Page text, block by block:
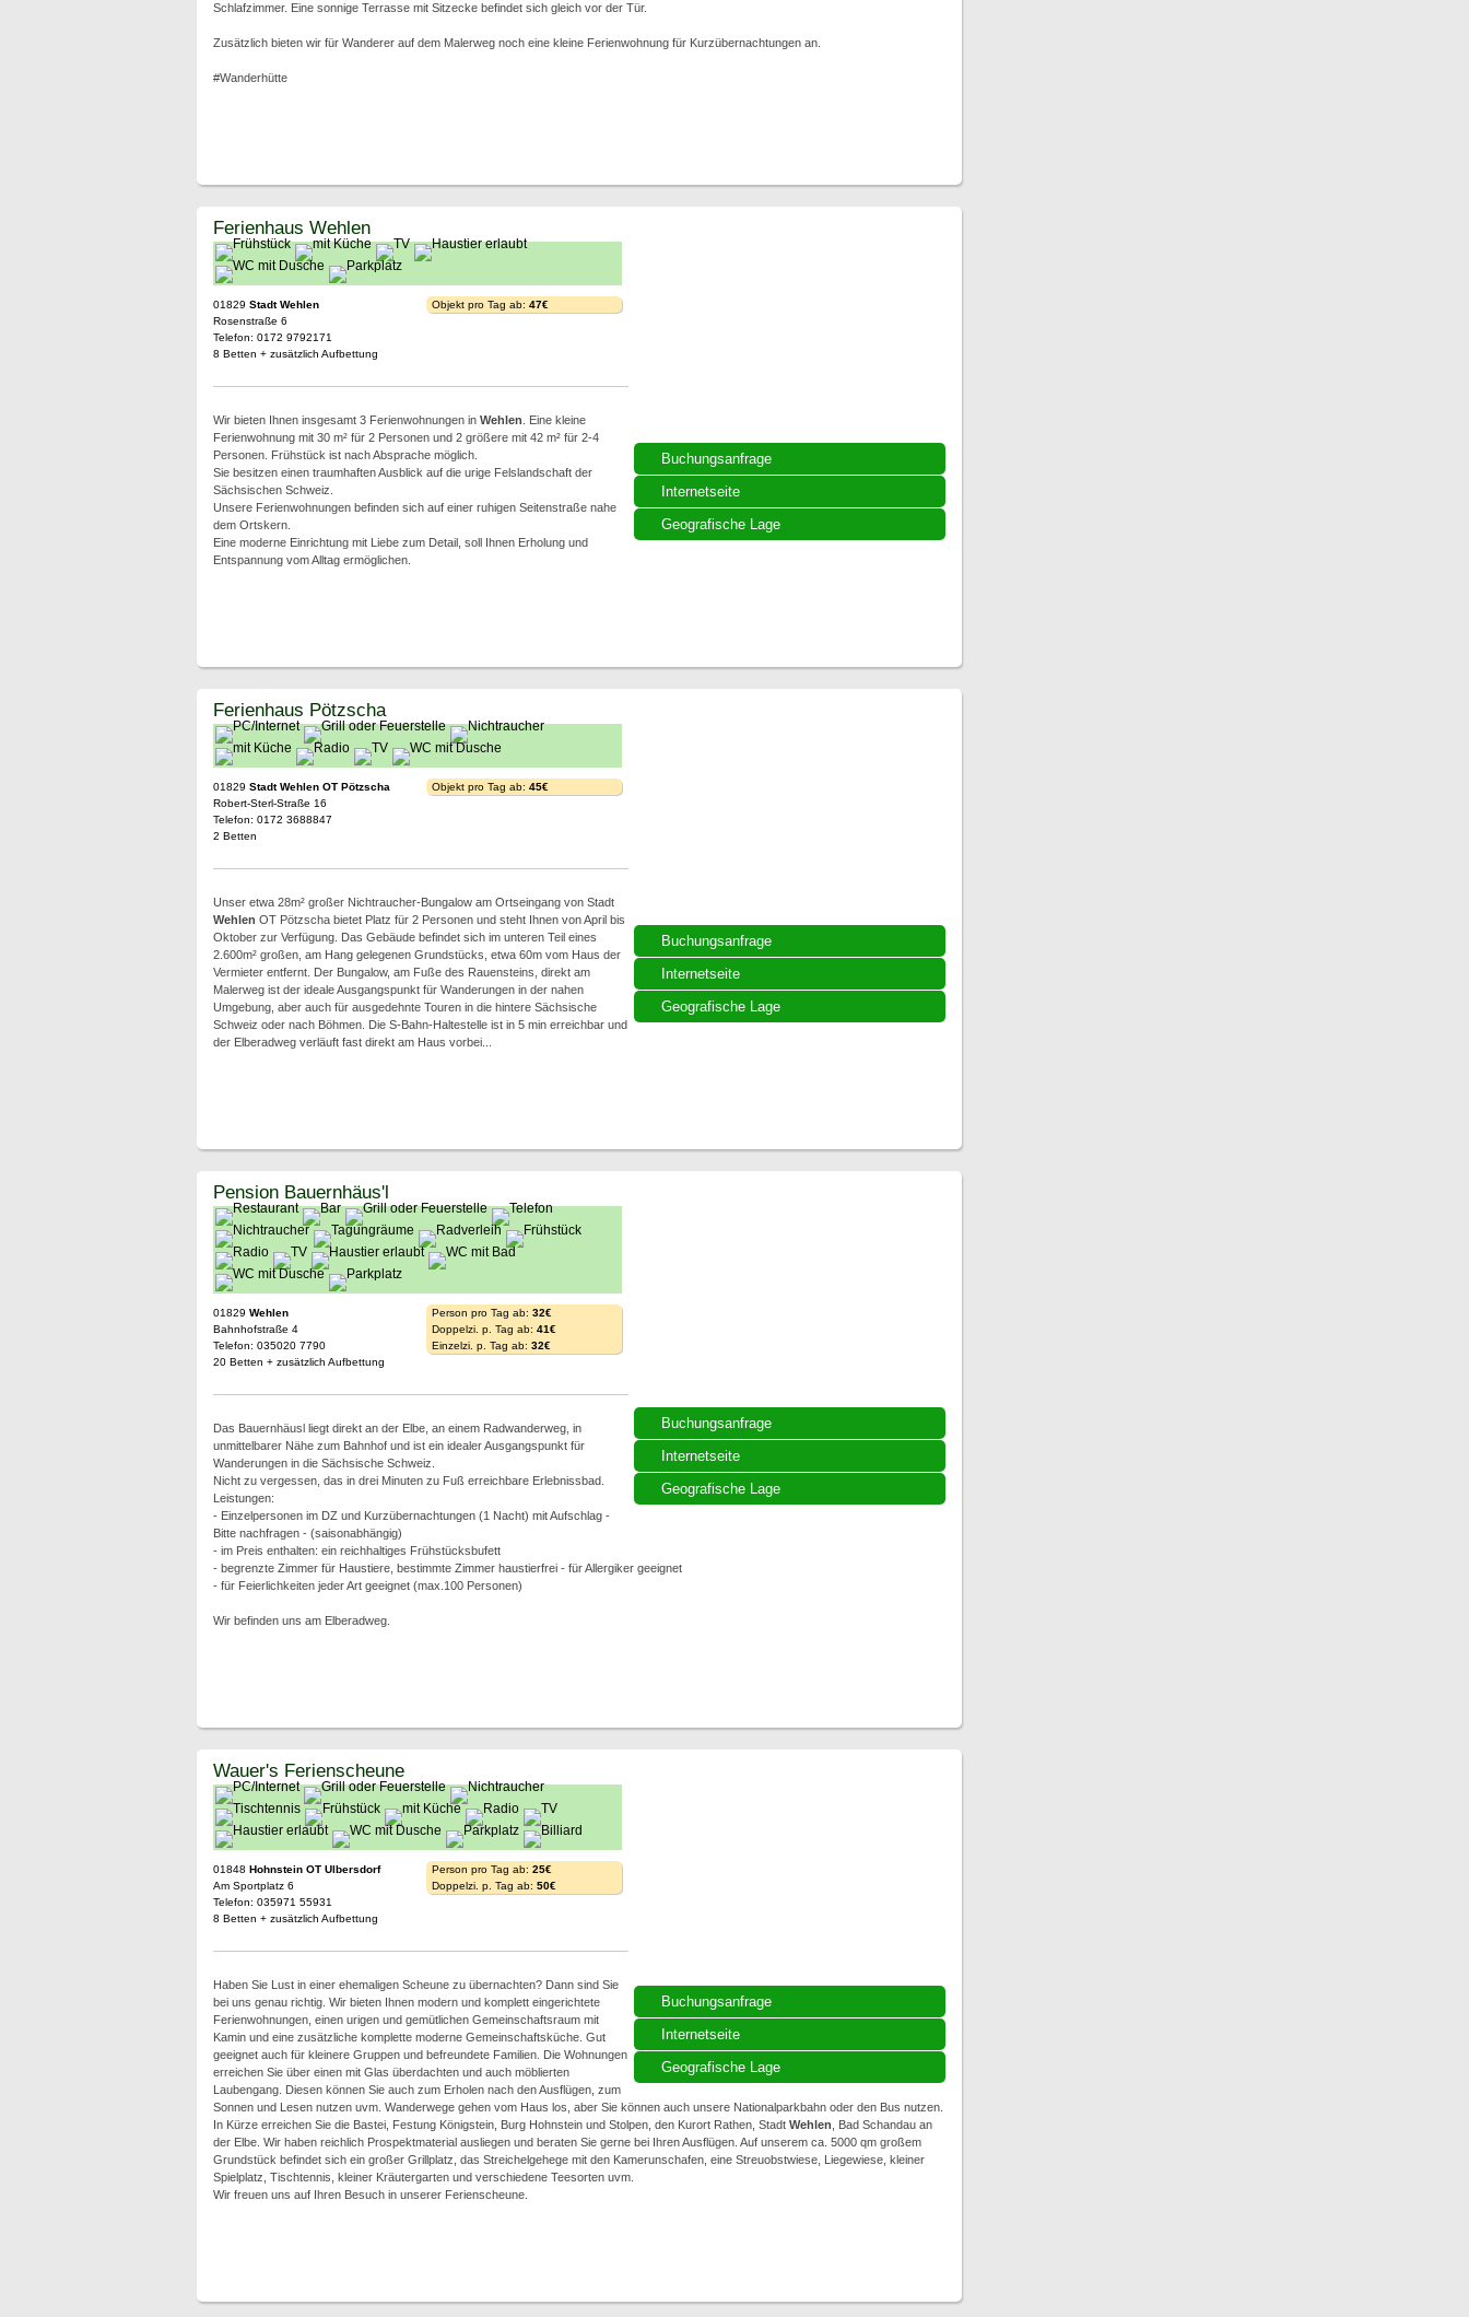
Schlafzimmer. Eine sonnige Terrasse mit Sitzecke befindet sich gleich vor der Tür.
Zusätzlich bieten wir für Wanderer auf dem Malerweg noch eine kleine Ferienwohnung für Kurzübernachtungen an.
#Wanderhütte
Buchungsanfrage
Internetseite
Geografische Lage
Ferienhaus Wehlen
01829 Stadt Wehlen
Rosenstraße 6
Telefon: 0172 9792171
8 Betten + zusätzlich Aufbettung
Objekt pro Tag ab: 47€
Wir bieten Ihnen insgesamt 3 Ferienwohnungen in Wehlen . Eine kleine
Ferienwohnung mit 30 m² für 2 Personen und 2 größere mit 42 m² für 2-4
Personen. Frühstück ist nach Absprache möglich.
Sie besitzen einen traumhaften Ausblick auf die urige Felslandschaft der
Sächsischen Schweiz.
Unsere Ferienwohnungen befinden sich auf einer ruhigen Seitenstraße nahe
dem Ortskern.
Eine moderne Einrichtung mit Liebe zum Detail, soll Ihnen Erholung und
Entspannung vom Alltag ermöglichen.
Buchungsanfrage
Internetseite
Geografische Lage
Ferienhaus Pötzscha
01829 Stadt Wehlen OT Pötzscha
Robert-Sterl-Straße 16
Telefon: 0172 3688847
2 Betten
Objekt pro Tag ab: 45€
Unser etwa 28m² großer Nichtraucher-Bungalow am Ortseingang von Stadt
Wehlen OT Pötzscha bietet Platz für 2 Personen und steht Ihnen von April bis
Oktober zur Verfügung. Das Gebäude befindet sich im unteren Teil eines
2.600m² großen, am Hang gelegenen Grundstücks, etwa 60m vom Haus der
Vermieter entfernt. Der Bungalow, am Fuße des Rauensteins, direkt am
Malerweg ist der ideale Ausgangspunkt für Wanderungen in der nahen
Umgebung, aber auch für ausgedehnte Touren in die hintere Sächsische
Schweiz oder nach Böhmen. Die S-Bahn-Haltestelle ist in 5 min erreichbar und
der Elberadweg verläuft fast direkt am Haus vorbei...
Buchungsanfrage
Internetseite
Geografische Lage
Pension Bauernhäus'l
01829 Wehlen
Bahnhofstraße 4
Telefon: 035020 7790
20 Betten + zusätzlich Aufbettung
Person pro Tag ab: 32€
Doppelzi. p. Tag ab: 41€
Einzelzi. p. Tag ab: 32€
Das Bauernhäusl liegt direkt an der Elbe, an einem Radwanderweg, in
unmittelbarer Nähe zum Bahnhof und ist ein idealer Ausgangspunkt für
Wanderungen in die Sächsische Schweiz.
Nicht zu vergessen, das in drei Minuten zu Fuß erreichbare Erlebnissbad.
Leistungen:
- Einzelpersonen im DZ und Kurzübernachtungen (1 Nacht) mit Aufschlag -
Bitte nachfragen - (saisonabhängig)
- im Preis enthalten: ein reichhaltiges Frühstücksbufett
- begrenzte Zimmer für Haustiere, bestimmte Zimmer haustierfrei - für Allergiker geeignet
- für Feierlichkeiten jeder Art geeignet (max.100 Personen)
Wir befinden uns am Elberadweg.
Buchungsanfrage
Internetseite
Geografische Lage
Wauer's Ferienscheune
01848 Hohnstein OT Ulbersdorf
Am Sportplatz 6
Telefon: 035971 55931
8 Betten + zusätzlich Aufbettung
Person pro Tag ab: 25€
Doppelzi. p. Tag ab: 50€
Haben Sie Lust in einer ehemaligen Scheune zu übernachten? Dann sind Sie
bei uns genau richtig. Wir bieten Ihnen modern und komplett eingerichtete
Ferienwohnungen, einen urigen und gemütlichen Gemeinschaftsraum mit
Kamin und eine zusätzliche komplette moderne Gemeinschaftsküche. Gut
geeignet auch für kleinere Gruppen und befreundete Familien. Die Wohnungen
erreichen Sie über einen mit Glas überdachten und auch möblierten
Laubengang. Diesen können Sie auch zum Erholen nach den Ausflügen, zum
Sonnen und Lesen nutzen uvm. Wanderwege gehen vom Haus los, aber Sie können auch unsere Nationalparkbahn oder den Bus nutzen.
In Kürze erreichen Sie die Bastei, Festung Königstein, Burg Hohnstein und Stolpen, den Kurort Rathen, Stadt Wehlen , Bad Schandau an
der Elbe. Wir haben reichlich Prospektmaterial ausliegen und beraten Sie gerne bei Ihren Ausflügen. Auf unserem ca. 5000 qm großem
Grundstück befindet sich ein großer Grillplatz, das Streichelgehege mit den Kamerunschafen, eine Streuobstwiese, Liegewiese, kleiner
Spielplatz, Tischtennis, kleiner Kräutergarten und verschiedene Teesorten uvm.
Wir freuen uns auf Ihren Besuch in unserer Ferienscheune.